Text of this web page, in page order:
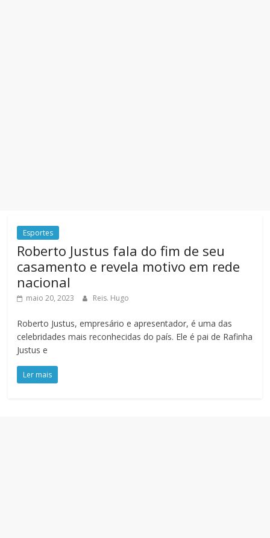
Esportes
Roberto Justus fala do fim de seu
casamento e revela motivo em rede
nacional
maio 20, 2023 Reis. Hugo
Roberto Justus, empresário e apresentador, é uma das
celebridades mais reconhecidas do país. Ele é pai de Rafinha
Justus e
Ler mais